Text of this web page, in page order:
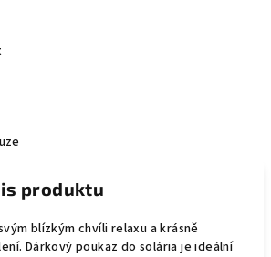
produktu
blízkým chvíli relaxu a krásně
Dárkový poukaz do solária je ideální